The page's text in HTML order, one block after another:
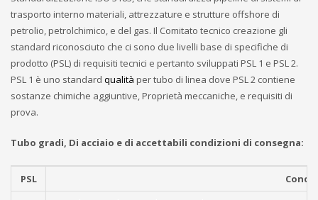
trasporto interno materiali, attrezzature e strutture offshore di
petrolio, petrolchimico, e del gas. Il Comitato tecnico creazione gli
standard riconosciuto che ci sono due livelli base di specifiche di
prodotto (PSL) di requisiti tecnici e pertanto sviluppati PSL 1 e PSL 2.
PSL 1 è uno standard qualità per tubo di linea dove PSL 2 contiene
sostanze chimiche aggiuntive, Proprietà meccaniche, e requisiti di
prova.
Tubo gradi, Di acciaio e di accettabili condizioni di consegna:
PSL